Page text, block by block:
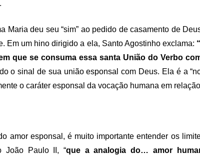
Maria deu seu “sim” ao pedido de casamento de
Em um hino dirigido a ela, Santo Agostinho exclama:
que se consuma essa santa União do Verbo
o sinal de sua união esponsal com Deus. Ela é a
o caráter esponsal da vocação humana em
amor esponsal, é muito importante entender os
João Paulo II, “que a analogia do… amor